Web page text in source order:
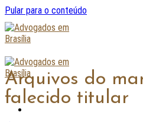
Pular para o conteúdo
Arquivos do
falecido titular